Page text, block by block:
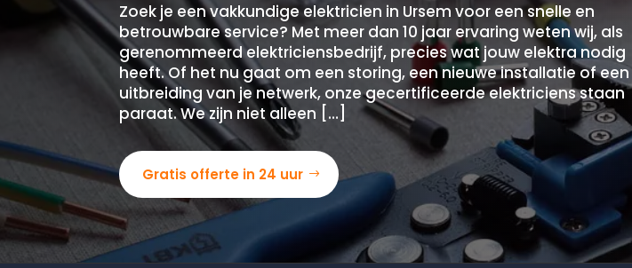
Zoek je een vakkundige elektricien in Ursem voor een snelle en
betrouwbare service? Met meer dan 10 jaar ervaring weten wij, als
gerenommeerd elektriciensbedrijf, precies wat jouw elektra nodig
heeft. Of het nu gaat om een storing, een nieuwe installatie of een
uitbreiding van je netwerk, onze gecertificeerde elektriciens staan
paraat. We zijn niet alleen […]
Gratis offerte in 24 uur